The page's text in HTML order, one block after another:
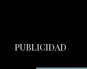
PUBLICIDAD